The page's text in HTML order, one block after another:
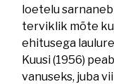
loetelu
terviklik mõte
ehitusega
Kuusi (1956)
vanuseks, juba